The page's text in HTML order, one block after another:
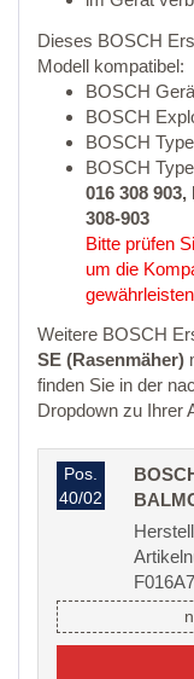
Dieses BOSCH
Modell kompatibel:
BOSCH
BOSCH
BOSCH
BOSCH
016 308 903,
308-903
Bitte prüfen
um die
Weitere BOSCH
SE (Rasenmäher)
finden Sie in der
Dropdown zu Ihrer
Pos.
40/02